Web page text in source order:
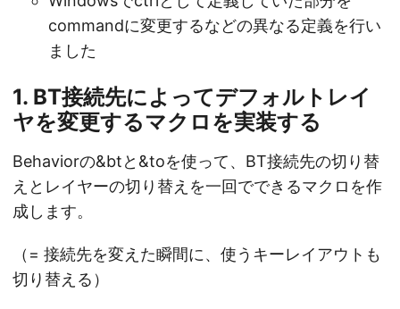
commandに変更するなどの異なる定義を行い
ました
1. BT接続先によってデフォルトレイ
ヤを変更するマクロを実装する
Behaviorの&btと&toを使って、BT接続先の切り替
えとレイヤーの切り替えを一回でできるマクロを作
成します。
（= 接続先を変えた瞬間に、使うキーレイアウトも
切り替える）